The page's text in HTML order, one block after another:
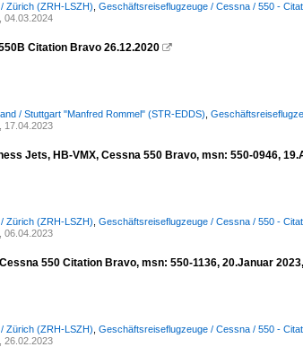
Zürich (ZRH-LSZH) Geschäftsreiseflugzeuge / Cessna / 550 -
04.03.2024
Citation Bravo 26.12.2020 
/ Stuttgart "Manfred Rommel" (STR-EDDS)
17.04.2023
Jets, HB-VMX, Cessna 550 Bravo, msn: 550-0946,
Zürich (ZRH-LSZH) Geschäftsreiseflugzeuge / Cessna / 550 -
06.04.2023
550 Citation Bravo, msn: 550-1136, 20.Januar
Zürich (ZRH-LSZH) Geschäftsreiseflugzeuge / Cessna / 550 -
26.02.2023